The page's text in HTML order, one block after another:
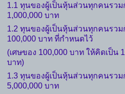
1.1 ทุนของผู้เป็นหุ้นส่วนทุกคนรวม
1,000,000 บาท
1.2 ทุนของผู้เป็นหุ้นส่วนทุกคนรว
100,000 บาท ที่กำหนดไว้
(เศษของ 100,000 บาท ให้คิดเป็น
บาท)
1.3 ทุนของผู้เป็นหุ้นส่วนทุกคนรว
5,000,000 บาท